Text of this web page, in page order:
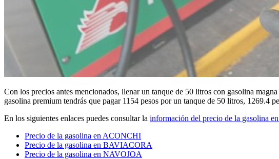
Con los precios antes mencionados, llenar un tanque de 50 litros con gasolina
gasolina premium tendrás que pagar 1154 pesos por un tanque de 50 litros, 1269.4
En los siguientes enlaces puedes consultar la información del precio de la gasolina
Precio de la gasolina en ACONCHI
Precio de la gasolina en BAVIACORA
Precio de la gasolina en NAVOJOA